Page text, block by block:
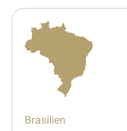
Brasilien